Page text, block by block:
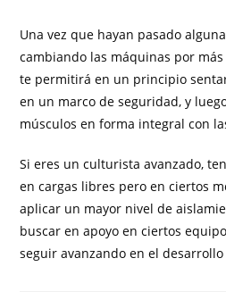
Una vez que hayan pasado
cambiando las máquinas por
te permitirá en un principio
en un marco de seguridad, y
músculos en forma integral con
Si eres un culturista avanzado,
en cargas libres pero en ciertos
aplicar un mayor nivel de
buscar en apoyo en ciertos
seguir avanzando en el